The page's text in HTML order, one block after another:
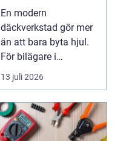
mil året runt
En modern
däckverkstad gör mer
än att bara byta hjul.
För bilägare i
Stockholm handlar
13 juli 2026